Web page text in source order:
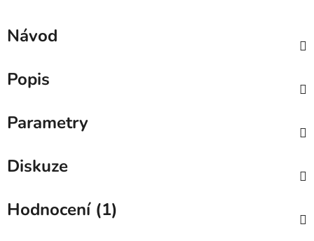
Návod
Popis
Parametry
Diskuze
Hodnocení (1)